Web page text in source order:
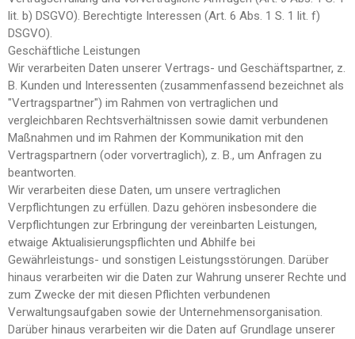
lit. b) DSGVO). Berechtigte Interessen (Art. 6 Abs. 1 S. 1 lit. f)
DSGVO).
Geschäftliche Leistungen
Wir verarbeiten Daten unserer Vertrags- und Geschäftspartner, z.
B. Kunden und Interessenten (zusammenfassend bezeichnet als
"Vertragspartner") im Rahmen von vertraglichen und
vergleichbaren Rechtsverhältnissen sowie damit verbundenen
Maßnahmen und im Rahmen der Kommunikation mit den
Vertragspartnern (oder vorvertraglich), z. B., um Anfragen zu
beantworten.
Wir verarbeiten diese Daten, um unsere vertraglichen
Verpflichtungen zu erfüllen. Dazu gehören insbesondere die
Verpflichtungen zur Erbringung der vereinbarten Leistungen,
etwaige Aktualisierungspflichten und Abhilfe bei
Gewährleistungs- und sonstigen Leistungsstörungen. Darüber
hinaus verarbeiten wir die Daten zur Wahrung unserer Rechte und
zum Zwecke der mit diesen Pflichten verbundenen
Verwaltungsaufgaben sowie der Unternehmensorganisation.
Darüber hinaus verarbeiten wir die Daten auf Grundlage unserer